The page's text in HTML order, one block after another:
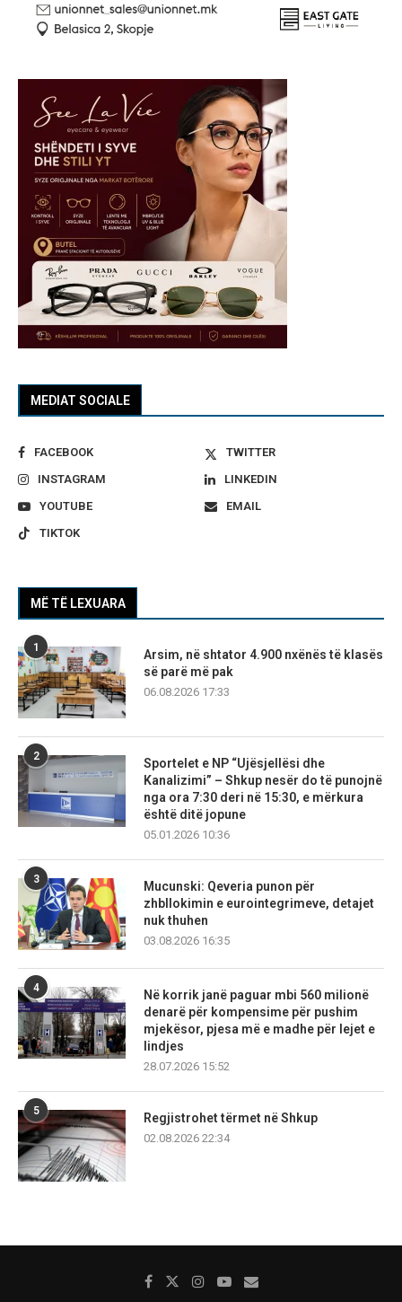
MEDIAT SOCIALE
FACEBOOK
TWITTER
INSTAGRAM
LINKEDIN
YOUTUBE
EMAIL
TIKTOK
MË TË LEXUARA
1
Arsim, në shtator 4.900 nxënës të klasës
së parë më pak
06.08.2026 17:33
2
Sportelet e NP “Ujësjellësi dhe
Kanalizimi” – Shkup nesër do të punojnë
nga ora 7:30 deri në 15:30, e mërkura
është ditë jopune
05.01.2026 10:36
3
Mucunski: Qeveria punon për
zhbllokimin e eurointegrimeve, detajet
nuk thuhen
03.08.2026 16:35
4
Në korrik janë paguar mbi 560 milionë
denarë për kompensime për pushim
mjekësor, pjesa më e madhe për lejet e
lindjes
28.07.2026 15:52
5
Regjistrohet tërmet në Shkup
02.08.2026 22:34